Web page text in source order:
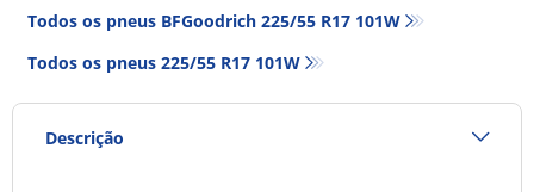
Todos os pneus BFGoodrich 225/55 R17 101W
Todos os pneus‎ 225/55 R17 101W
Descrição